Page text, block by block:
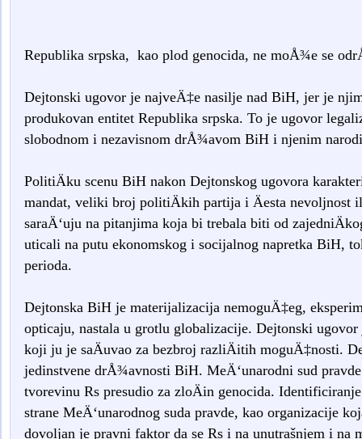
Republika srpska, kao plod genocida, ne moÅ¾e se
Dejtonski ugovor je najveÄ‡e nasilje nad BiH, jer je
produkovan entitet Republika srpska. To je ugovor
slobodnom i nezavisnom drÅ¾avom BiH i njenim
PolitiÄku scenu BiH nakon Dejtonskog ugovora
mandat, veliki broj politiÄkih partija i Äesta nevoljnost
saraÄ‘uju na pitanjima koja bi trebala biti od
uticali na putu ekonomskog i socijalnog napretka BiH,
perioda.
Dejtonska BiH je materijalizacija nemoguÄ‡eg,
opticaju, nastala u grotlu globalizacije. Dejtonski
koji ju je saÄuvao za bezbroj razliÄitih moguÄ‡nosti.
jedinstvene drÅ¾avnosti BiH. MeÄ‘unarodni sud
tvorevinu Rs presudio za zloÄin genocida.
strane MeÄ‘unarodnog suda pravde, kao organizacije
dovoljan je pravni faktor da se Rs i na unutrašnjem i na